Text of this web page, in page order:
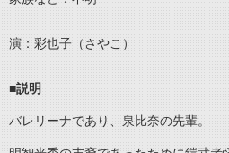
演：彩也子（さやこ）
■説明
バレリーナであり、泉比奈の先輩。